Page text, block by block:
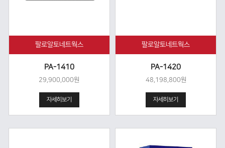
팔로알토네트웍스
PA-1410
29,900,000원
자세히보기
팔로알토네트웍스
PA-1420
48,198,800원
자세히보기